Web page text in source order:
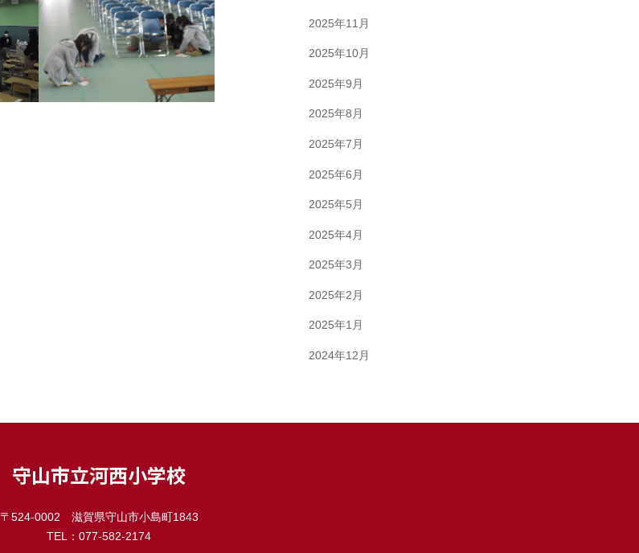
2025年11月
2025年10月
2025年9月
2025年8月
2025年7月
2025年6月
2025年5月
2025年4月
2025年3月
2025年2月
2025年1月
2024年12月
守山市立河西小学校
〒524-0002 滋賀県守山市小島町1843
TEL：077-582-2174